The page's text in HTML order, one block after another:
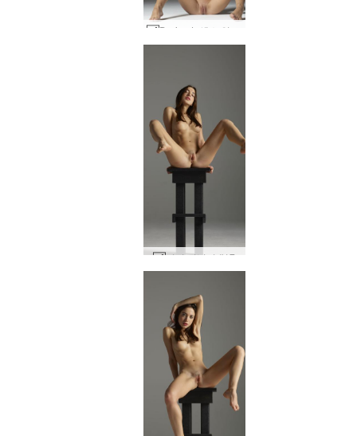
키키 기념비 #17